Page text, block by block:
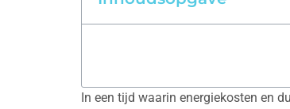
In een tijd waarin energiekosten en